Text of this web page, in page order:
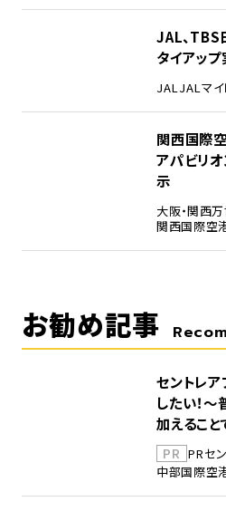
JAL、TBS
タイアッ
JALJALマ
関西国際
アパビリ
示
大阪・関西
関西国際空
お勧め記事
セントレ
したい！
加えること
PR PRセ
中部国際空